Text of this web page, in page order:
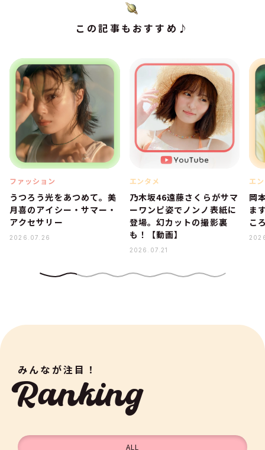
この記事もおすすめ♪
ファッション
うつろう光をあつめて。美
月喜のアイシー・サマー・
アクセサリー
2026.07.26
エンタメ
乃木坂46遠藤さくらがサマ
ーワンピ姿でノンノ表紙に
登場。幻カットの撮影裏
も！【動画】
2026.07.21
エ
岡
ま
こ
みんなが注目！
Ranking
ALL